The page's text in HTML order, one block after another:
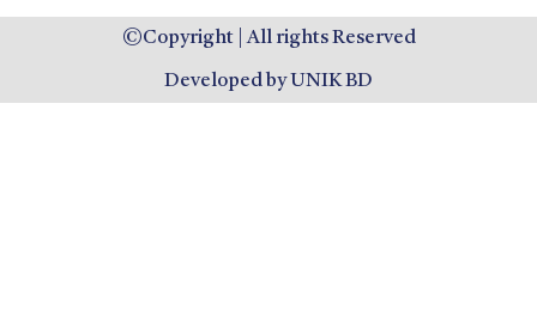
©Copyright | All rights Reserved
Developed by UNIK BD